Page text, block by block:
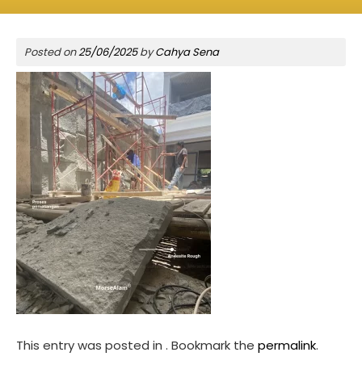
Posted on25/06/2025byCahya Sena
This entry was posted in . Bookmark the permalink.